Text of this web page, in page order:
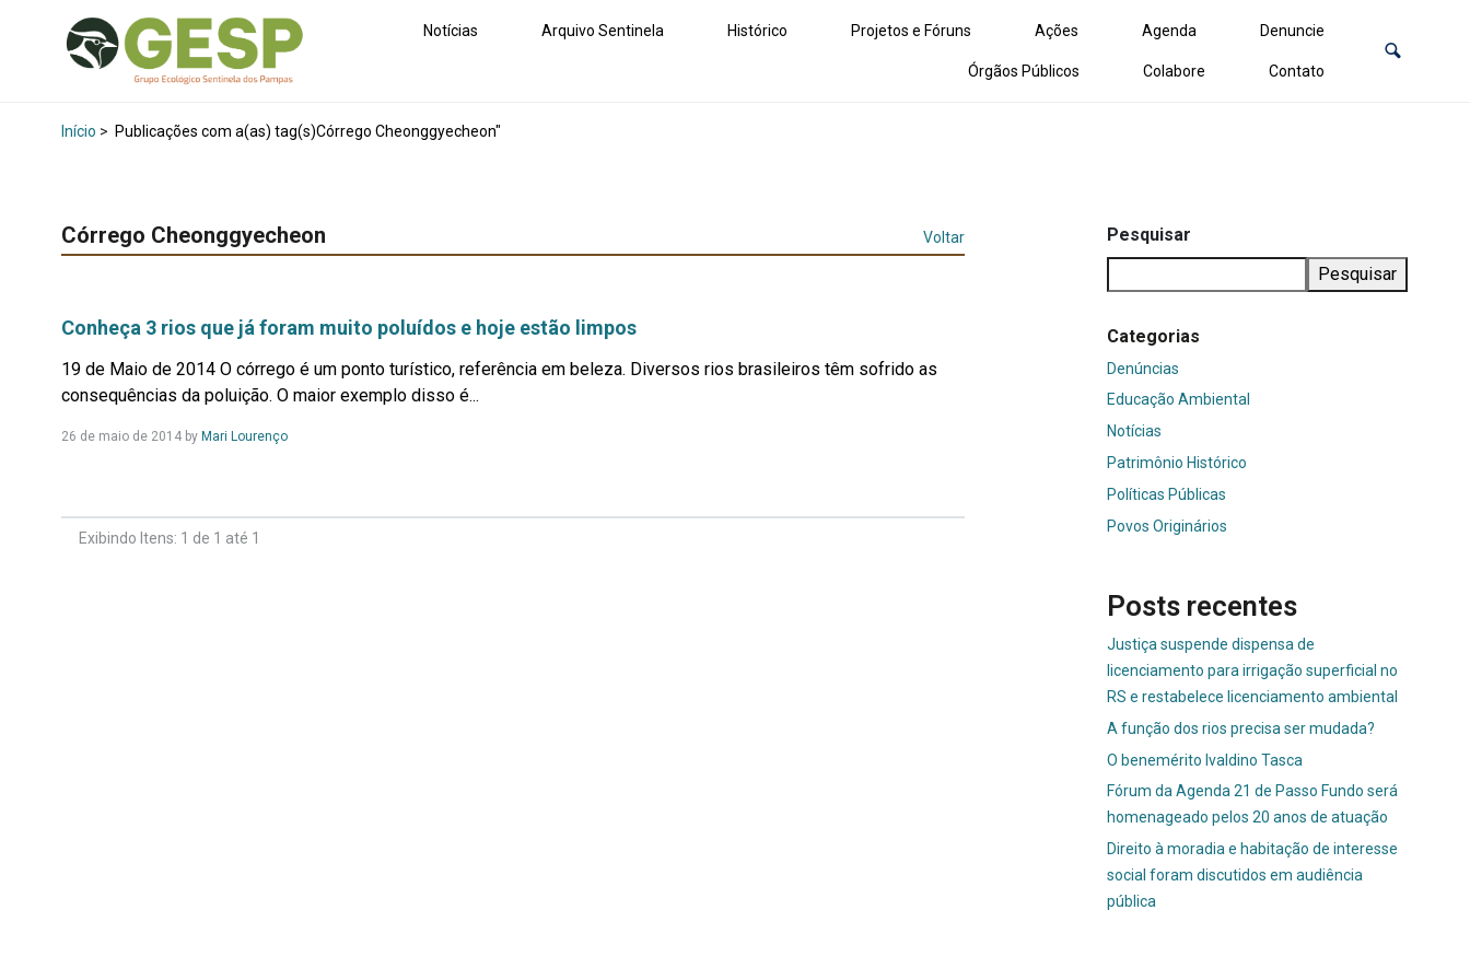
Notícias Arquivo Sentinela Histórico Projetos e Fóruns Ações Agenda Denuncie
Órgãos Públicos Colabore Contato
Início > Publicações com a(as) tag(s)Córrego Cheonggyecheon"
Córrego Cheonggyecheon Voltar
Conheça 3 rios que já foram muito poluídos e hoje estão limpos
19 de Maio de 2014 O córrego é um ponto turístico, referência em beleza. Diversos rios brasileiros têm sofrido as
consequências da poluição. O maior exemplo disso é...
26 de maio de 2014 by Mari LourençoLeia
Exibindo Itens: 1 de 1 até 1
Pesquisar
Pesquisar
Categorias
Denúncias
Educação Ambiental
Notícias
Patrimônio Histórico
Políticas Públicas
Povos Originários
Posts recentes
Justiça suspende dispensa de
licenciamento para irrigação superficial no
RS e restabelece licenciamento ambiental
A função dos rios precisa ser mudada?
O benemérito Ivaldino Tasca
Fórum da Agenda 21 de Passo Fundo será
homenageado pelos 20 anos de atuação
Direito à moradia e habitação de interesse
social foram discutidos em audiência
pública